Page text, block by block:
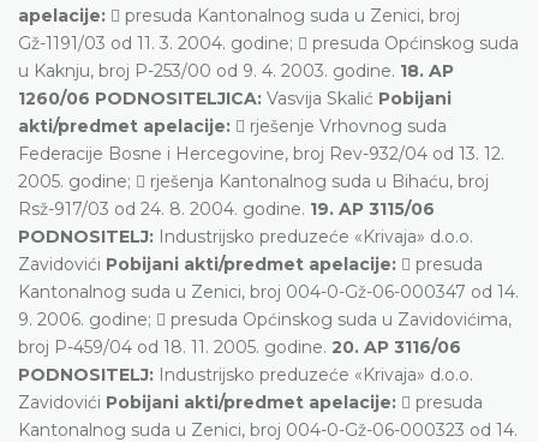
apelacije:  presuda Kantonalnog suda u Zenici, broj
Gž-1191/03 od 11. 3. 2004. godine;  presuda Općinskog suda
u Kaknju, broj P-253/00 od 9. 4. 2003. godine. 18. AP
1260/06 PODNOSITELJICA: Vasvija Skalić Pobijani
akti/predmet apelacije:  rješenje Vrhovnog suda
Federacije Bosne i Hercegovine, broj Rev-932/04 od 13. 12.
2005. godine;  rješenja Kantonalnog suda u Bihaću, broj
Rsž-917/03 od 24. 8. 2004. godine. 19. AP 3115/06
PODNOSITELJ: Industrijsko preduzeće «Krivaja» d.o.o.
Zavidovići Pobijani akti/predmet apelacije:  presuda
Kantonalnog suda u Zenici, broj 004-0-Gž-06-000347 od 14.
9. 2006. godine;  presuda Općinskog suda u Zavidovićima,
broj P-459/04 od 18. 11. 2005. godine. 20. AP 3116/06
PODNOSITELJ: Industrijsko preduzeće «Krivaja» d.o.o.
Zavidovići Pobijani akti/predmet apelacije:  presuda
Kantonalnog suda u Zenici, broj 004-0-Gž-06-000323 od 14.